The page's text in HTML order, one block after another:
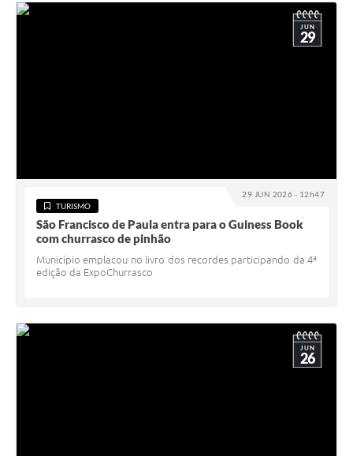
29 JUN 2026 - 12h47
JUN
29
TURISMO
São Francisco de Paula entra para o Guiness Book
com churrasco de pinhão
Município emplacou no livro dos recordes participando da 4ª
edição da ExpoChurrasco
JUN
26